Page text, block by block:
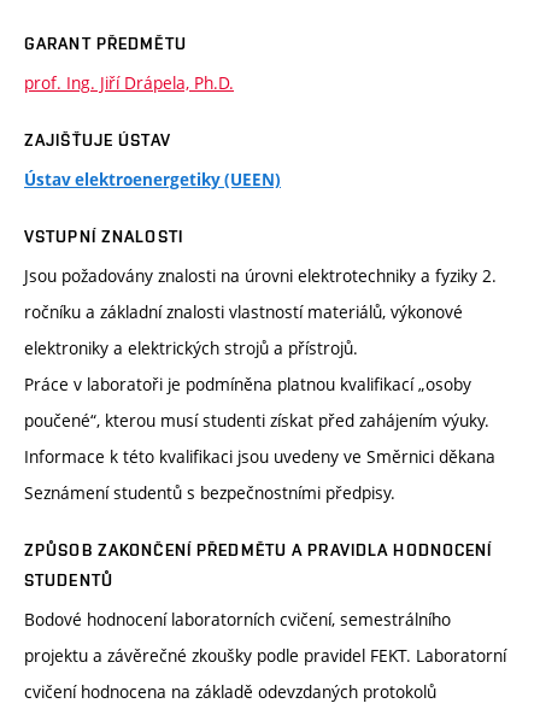
GARANT PŘEDMĚTU
prof. Ing. Jiří Drápela, Ph.D.
ZAJIŠŤUJE ÚSTAV
Ústav elektroenergetiky (UEEN)
VSTUPNÍ ZNALOSTI
Jsou požadovány znalosti na úrovni elektrotechniky a fyziky 2.
ročníku a základní znalosti vlastností materiálů, výkonové
elektroniky a elektrických strojů a přístrojů.
Práce v laboratoři je podmíněna platnou kvalifikací „osoby
poučené“, kterou musí studenti získat před zahájením výuky.
Informace k této kvalifikaci jsou uvedeny ve Směrnici děkana
Seznámení studentů s bezpečnostními předpisy.
ZPŮSOB ZAKONČENÍ PŘEDMĚTU A PRAVIDLA HODNOCENÍ
STUDENTŮ
Bodové hodnocení laboratorních cvičení, semestrálního
projektu a závěrečné zkoušky podle pravidel FEKT. Laboratorní
cvičení hodnocena na základě odevzdaných protokolů